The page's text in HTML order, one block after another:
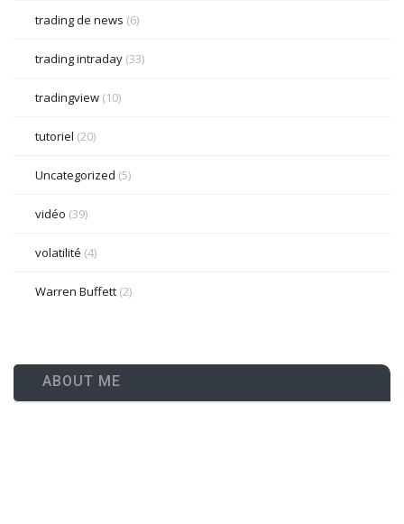
trading de news (6)
trading intraday (33)
tradingview (10)
tutoriel (20)
Uncategorized (5)
vidéo (39)
volatilité (4)
Warren Buffett (2)
ABOUT ME